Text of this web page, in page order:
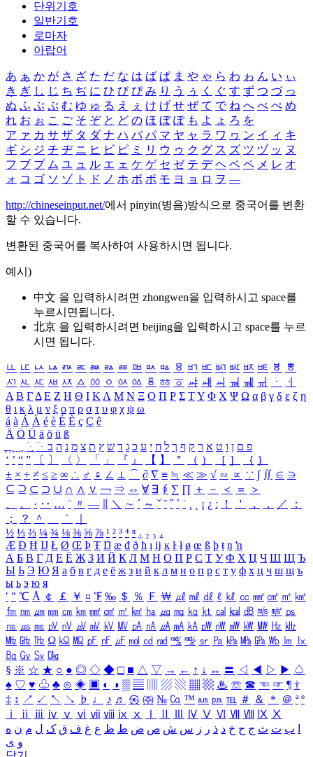
단위기호
일반기호
로마자
아랍어
あ ぁ か が さ ざ た だ な は ば ぱ ま や ゃ ら わ ゎ ん い ぃ
き ぎ し じ ち ぢ に ひ び ぴ み り う ぅ く ぐ す ず つ づ っ
ぬ ふ ぶ ぷ む ゆ ゅ る え ぇ け げ せ ぜ て で ね へ べ ぺ め
れ お ぉ こ ご そ ぞ と ど の ほ ぼ ぽ も よ ょ ろ を
ア ァ カ サ ザ タ ダ ナ ハ バ パ マ ヤ ャ ラ ワ ヮ ン イ ィ キ
ギ シ ジ チ ヂ ニ ヒ ビ ピ ミ リ ウ ゥ ク グ ス ズ ツ ヅ ッ ヌ
フ ブ プ ム ユ ュ ル エ ェ ケ ゲ セ ゼ テ デ ヘ ベ ペ メ レ オ
ォ コ ゴ ソ ゾ ト ド ノ ホ ボ ポ モ ヨ ョ ロ ヲ ―
http://chineseinput.net/에서 pinyin(병음)방식으로 중국어를 변환
할 수 있습니다.
변환된 중국어를 복사하여 사용하시면 됩니다.
예시)
中文 을 입력하시려면 zhongwen을 입력하시고 space를
누르시면됩니다.
北京 을 입력하시려면 beijing을 입력하시고 space를 누르
시면 됩니다.
ㅥ ㅦ ㅧ ㅨ ㅩ ㅪ ㅫ ㅬ ㅭ ㅮ ㅯ ㅰ ㅱ ㅲ ㅳ ㅴ ㅵ ㅶ ㅷ ㅸ
ㅹ
ㅺ ㅻ ㅼ ㅽ ㅾ ㅿ ㆀ ㆁ ㆂ ㆃ ㆄ ㆅ ㆆ ㆇ ㆈ ㆉ ㆊ ㆋ ㆌ ㆍ
ㆎ
Α Β ΓΔ Ε Ζ Η Θ Ι ΚΛ Μ Ν Ξ Ο Π Ρ Σ ΤΥ Φ Χ Ψ Ω α β γ δ ε ζ η
θ ι κ λ μ ν ξ ο π ρ σ τ υ φ χ ψ ω
á à Á À é è É È ç Ç ê
Ä Ö Ü ä ö ü ß
ִֶֹ ֻּ ׁׂ פ ם ן ו ט א ר ק ף ך ל ח י ע כ ג ד ש ץ ת צ מ נ ה ב
‘ ’ “ ” 〔 〕 〈 〉 「 」 『 』 【 】 ＂ （ ） ［ ］ ｛ ｝
± × ÷ ≠ ≤ ≥ ∞ ∴ ♂ ♀ ∠ ⊥ ⌒ ∂ ∇ ≡ ≒ ≪ ≫ √ ∽ ∝ ∵ ∫ ∬ ∈ ∋
⊆ ⊇ ⊂ ⊃ ∪ ∩ ∧ ∨ ￢ ⇒ ⇔ ∀ ∃ ∮ ∑ ∏ ＋ － ＜ ＝
＞
、
。 · ‥ … ¨ 〃 ― ＼ ∼ ´ ～ ˇ ˘ ˝ ˚ ˙ ¸ ¡ ¿ ː ！ ＇ ， ． ／
：
；
？ ＾ ｀
½ ⅓ ⅔ ¼ ¾ ⅛ ⅜ ⅝ ⅞ ¹ ² ³ ⁴ ⁿ ₁ ₂ ₃ ₄
Æ Ð Ħ Ĳ Ł Ø Œ Þ Ŧ Ŋ æ đ ð ħ ı ĳ ĸ ŀ ł ø œ ß þ ŧ ŋ ŉ
А Б В Г Д Е Ё Ж З И Й К Л М Н О П Р С Т У Ф Х Ц Ч Ш Щ Ъ
Ы Ь Э Ю Я а б в г д е ё ж з и й к л м н о п р с т у ф х ц ч ш щ ъ
ы ь э ю я
′ ″ ℃ Å ￠ ￡ ￥ ¤ ℉ ‰ ＄ ％ Ｆ ￦ ㎕ ㎖ ㎗ ℓ ㎘ ㏄ ㎣ ㎤ ㎥ ㎦
㎙ ㎚ ㎛ ㎜ ㎝ ㎞ ㎟ ㎠ ㎡ ㎢ ㏊ ㎍ ㎎ ㎏ ㏏ ㎈ ㎉ ㏈ ㎧ ㎨ ㎰
㎱ ㎲ ㎳ ㎴ ㎵ ㎶ ㎷ ㎸ ㎹ ㎀ ㎁ ㎂ ㎃ ㎄ ㎺ ㎻ ㎽ ㎾ ㎿ ㎐ ㎑
㎒ ㎓ ㎔ Ω ㏀ ㏁ ㎊ ㎋ ㎌ ㏖ ㏅ ㎭ ㎮ ㎯ ㏛ ㎩ ㎪ ㎫ ㎬ ㏝ ㏐
㏓
㏃ ㏉ ㏜ ㏆
§ ※ ☆ ★ ○ ● ◎ ◇ ◆ □ ■ △ ▽ → ← ↑ ↓ ↔ 〓 ◁ ◀ ▷ ▶ ♤
♠ ♡ ♥ ♧ ♣ ⊙ ◈ ▣ ◐ ◑ ▒ ▤ ▨ ▧ ▦ ▩ ♨ ☏ ☎ ☜ ☞ ¶ †
‡ ↕ ↗ ↙ ↖ ↘ ♭ ♩ ♪ ♬ ㉿ ㈜ № ㏇ ™ ㏂ ㏘ ℡ ＃ ＆ ＊ ＠ ª º
ⅰ
ⅱ ⅲ ⅳ ⅴ ⅵ ⅶ ⅷ ⅸ ⅹ Ⅳ Ⅴ Ⅵ Ⅶ Ⅷ Ⅸ Ⅹ
ب ت ث ج ح خ د ذ ر ز س ش ص ض ط ظ ع غ ف ق ک ل م ن ه
و ی